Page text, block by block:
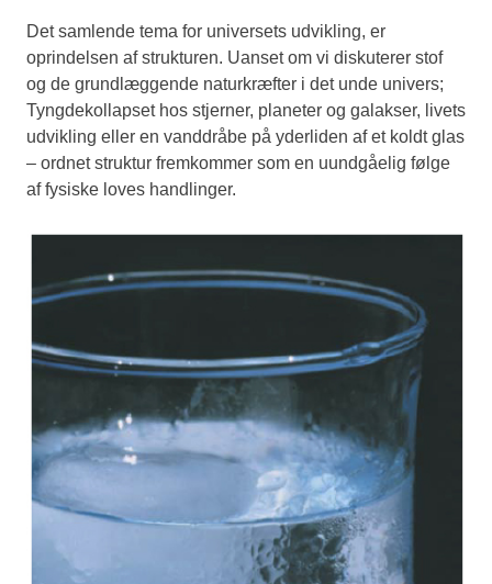
Det samlende tema for universets udvikling, er
oprindelsen af strukturen. Uanset om vi diskuterer stof
og de grundlæggende naturkræfter i det unde univers;
Tyngdekollapset hos stjerner, planeter og galakser, livets
udvikling eller en vanddråbe på yderliden af et koldt glas
– ordnet struktur fremkommer som en uundgåelig følge
af fysiske loves handlinger.